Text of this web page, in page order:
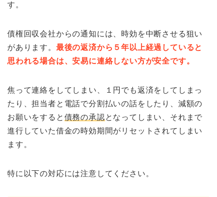
す。
債権回収会社からの通知には、時効を中断させる狙い
があります。 最後の返済から５年以上経過していると
思われる場合は、安易に連絡しない方が安全です。
焦って連絡をしてしまい、１円でも返済をしてしまっ
たり、担当者と電話で分割払いの話をしたり、減額の
お願いをすると 債務の承認となってしまい、それまで
進行していた借金の時効期間がリセットされてしまい
ます。
特に以下の対応には注意してください。